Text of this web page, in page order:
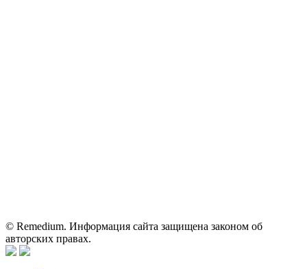
© Remedium. Информация сайта защищена законом об
авторских правах.